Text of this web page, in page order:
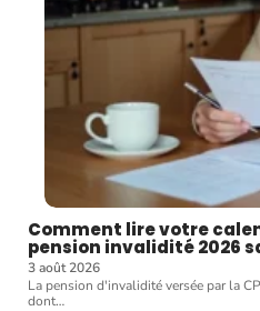
Comment lire votre
pension invalidité 2026
3 août 2026
La pension d'invalidité versée par la
dont…